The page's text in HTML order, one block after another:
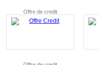
Offre de credit